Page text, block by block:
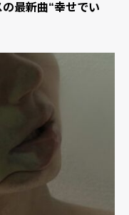
最新曲“幸せでい